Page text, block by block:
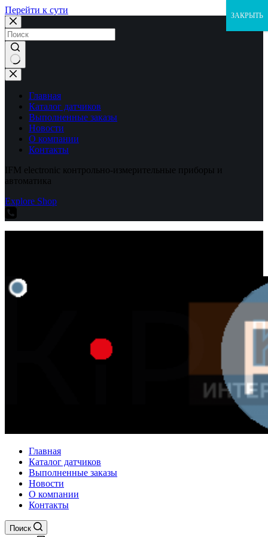
Перейти к сути
Ничего
не
найденоГлавная
Каталог датчиков
Выполненные заказы
Новости
О компании
Контакты
IFM electronic контрольно-измерительные приборы и
автоматика
Explore Shop
Главная
Каталог датчиков
Выполненные заказы
Новости
О компании
Контакты
Поиск
ЗАКРЫТЬ